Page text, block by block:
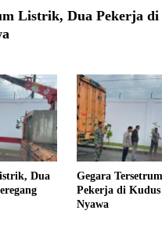
Listrik, Dua Pekerja
Dua
Gegara
Pekerja di Kudus
Nyawa